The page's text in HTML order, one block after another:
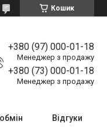
Кошик
+380 (97) 000-01-18
Менеджер з продажу
+380 (73) 000-01-18
Менеджер з продажу
Відгуки